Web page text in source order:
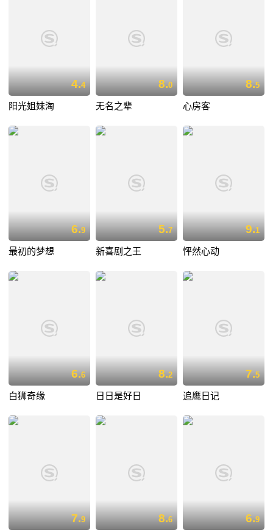
4.4
阳光姐妹淘
8.0
无名之辈
8.5
心房客
6.9
最初的梦想
5.7
新喜剧之王
9.1
怦然心动
6.6
白狮奇缘
8.2
日日是好日
7.5
追鹰日记
7.9 8.6 6.9